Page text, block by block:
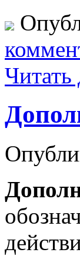
Читать